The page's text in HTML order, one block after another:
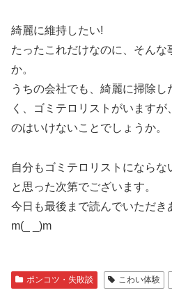
綺麗に維持したい!
たったこれだけなのに、そんな
か。
うちの会社でも、綺麗に掃除
く、ゴミテロリストがいますが
のはいけないことでしょうか。
自分もゴミテロリストになら
と思った次第でございます。
今日も最後まで読んでいただき
m(_ _)m
ポンコツ・失敗談 こわい体験